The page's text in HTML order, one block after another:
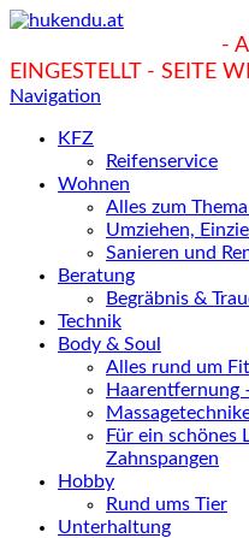
-
EINGESTELLT - SEITE
Navigation
KFZ
Reifenservice
Wohnen
Alles zum
Umziehen,
Sanieren und
Beratung
Begräbnis &
Technik
Body & Soul
Alles rund um
Haarentfernung
Für ein schönes
Zahnspangen
Hobby
Rund ums Tier
Unterhaltung